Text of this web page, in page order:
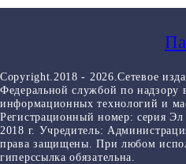
Copyright.2018 - 2026.Сетевое
Федеральной службой по надзору
информационных технологий и
Регистрационный номер: серия
2018 г. Учредитель:
права защищены. При любом
гиперссылка обязательна.